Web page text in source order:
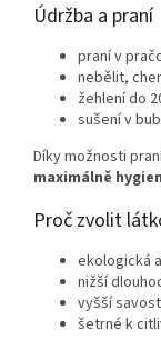
Údržba a praní
praní v
nebělit,
žehlení do
sušení v
Díky možnosti
maximálně
Proč zvolit
ekologická
nižší
vyšší
šetrné k